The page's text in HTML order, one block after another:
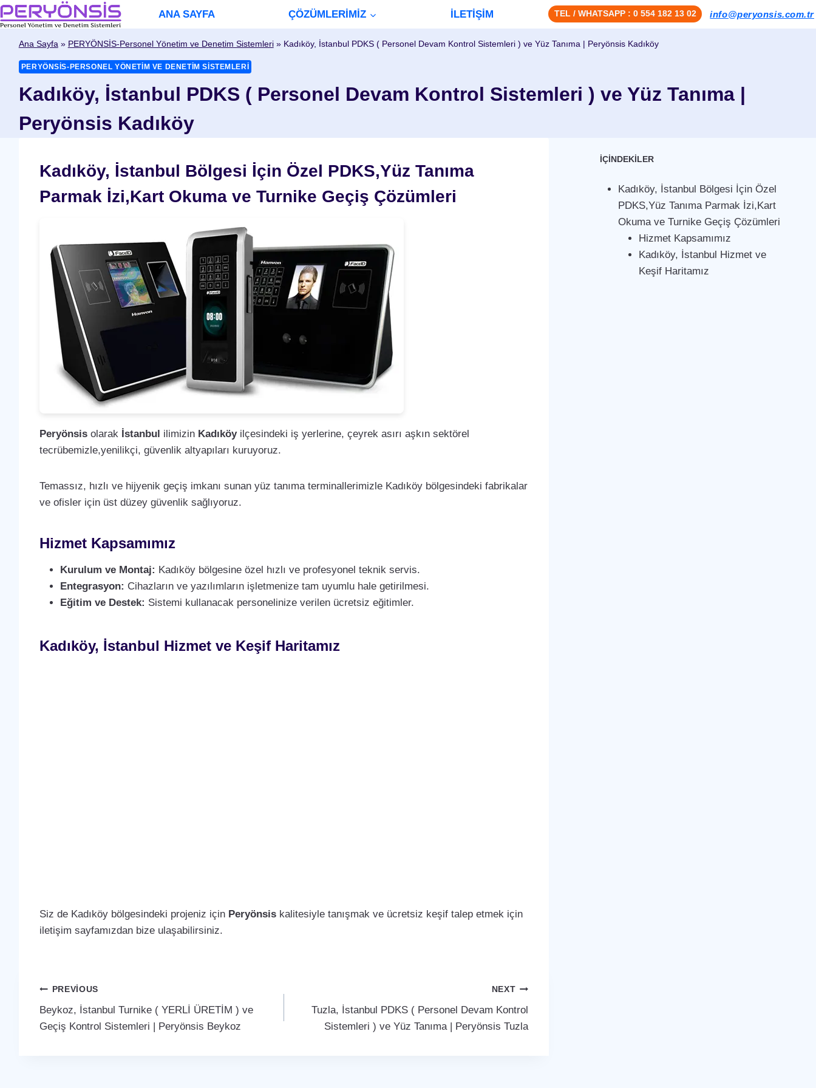
Skip
to
content
ANA SAYFA ÇÖZÜMLERİMİZ İLETİŞİM TEL / WHATSAPP : 0 554 182 13 02 info@peryonsis.com.tr
Ana Sayfa» PERYÖNSİS-Personel Yönetim ve Denetim Sistemleri» Kadıköy, İstanbul PDKS ( Personel Devam Kontrol Sistemleri ) ve Yüz Tanıma | Peryönsis Kadıköy
PERYÖNSİS-PERSONEL YÖNETIM VE DENETIM SISTEMLERI
Kadıköy, İstanbul PDKS ( Personel Devam Kontrol Sistemleri ) ve Yüz Tanıma |
Peryönsis Kadıköy
Kadıköy, İstanbul Bölgesi İçin Özel PDKS,Yüz Tanıma
Parmak İzi,Kart Okuma ve Turnike Geçiş Çözümleri
Peryönsis olarak İstanbul ilimizin Kadıköyilçesindeki iş yerlerine, çeyrek asırı aşkın sektörel
tecrübemizle,yenilikçi, güvenlik altyapıları kuruyoruz.
Temassız, hızlı ve hijyenik geçiş imkanı sunan yüz tanıma terminallerimizle Kadıköy bölgesindeki fabrikalar
ve ofisler için üst düzey güvenlik sağlıyoruz.
Hizmet Kapsamımız
Kurulum ve Montaj: Kadıköy bölgesine özel hızlı ve profesyonel teknik servis.
Entegrasyon: Cihazların ve yazılımların işletmenize tam uyumlu hale getirilmesi.
Eğitim ve Destek: Sistemi kullanacak personelinize verilen ücretsiz eğitimler.
Kadıköy, İstanbul Hizmet ve Keşif Haritamız
Siz de Kadıköy bölgesindeki projeniz için Peryönsis kalitesiyle tanışmak ve ücretsiz keşif talep etmek için
iletişim sayfamızdan bize ulaşabilirsiniz.
Yazı
gezinmesi
PREVIOUS
Beykoz, İstanbul Turnike ( YERLİ ÜRETİM ) ve
Geçiş Kontrol Sistemleri | Peryönsis Beykoz
NEXT
Tuzla, İstanbul PDKS ( Personel Devam Kontrol
Sistemleri ) ve Yüz Tanıma | Peryönsis Tuzla
İÇİNDEKİLER
Kadıköy, İstanbul Bölgesi İçin Özel
PDKS,Yüz Tanıma Parmak İzi,Kart
Okuma ve Turnike Geçiş Çözümleri
Hizmet Kapsamımız
Kadıköy, İstanbul Hizmet ve
Keşif Haritamız